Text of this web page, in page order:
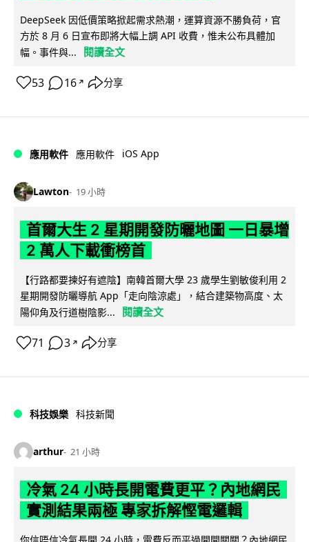
DeepSeek 因低價策略掀起需求熱潮，運算資源不勝負荷，官
方於 8 月 6 日宣布即將大幅上調 API 收費，惟未公布具體加
幅。事件與...
閱讀全文
53 16 ↗ 分享
應用軟件 應用軟件 iOS App
Lawton 19 小時
首爾大生 2 星期開發防曬地圖 一日暴增
2 萬人下載衝榜首
【行路都要揀好有遮陰】南韓首爾大學 23 歲學生劉敏俊利用 2
星期開發防曬導航 App「走向陰涼處」，結合建築物高度、太
陽仰角及行道樹陰影...
閱讀全文
71 3 ↗ 分享
科技娛樂 科技新聞
arthur 21 小時
冷氣 24 小時長開電費更平？內地網民
實測結果兩極 專家拆解慳電邏輯